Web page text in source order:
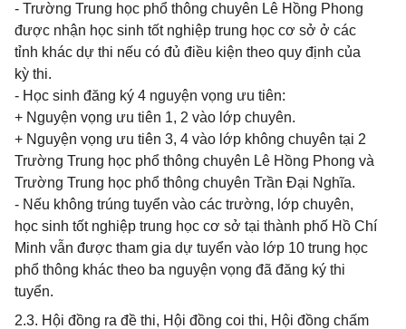
- Trường Trung học phổ thông chuyên Lê Hồng Phong
được nhận học sinh tốt nghiệp trung học cơ sở ở các
tỉnh khác dự thi nếu có đủ điều kiện theo quy định của
kỳ thi.
- Học sinh đăng ký 4 nguyện vọng ưu tiên:
+ Nguyện vọng ưu tiên 1, 2 vào lớp chuyên.
+ Nguyện vọng ưu tiên 3, 4 vào lớp không chuyên tại 2
Trường Trung học phổ thông chuyên Lê Hồng Phong và
Trường Trung học phổ thông chuyên Trần Đại Nghĩa.
- Nếu không trúng tuyển vào các trường, lớp chuyên,
học sinh tốt nghiệp trung học cơ sở tại thành phố Hồ Chí
Minh vẫn được tham gia dự tuyển vào lớp 10 trung học
phổ thông khác theo ba nguyện vọng đã đăng ký thi
tuyển.
2.3. Hội đồng ra đề thi, Hội đồng coi thi, Hội đồng chấm